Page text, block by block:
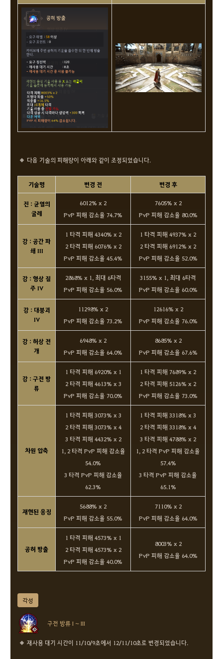
다음 기술의 피해량이 아래와 같이 조정되었습니다.
기술명 변경 전 변경 후
진 : 균열의
굴레
6012% x 2
PvP 피해 감소율 74.7%
7605% x 2
PvP 피해 감소율 80.0%
강 : 공간 파
쇄 III
1 타격 피해 4340% x 2
2 타격 피해 6076% x 2
PvP 피해 감소율 45.4%
1 타격 피해 4937% x 2
2 타격 피해 6912% x 2
PvP 피해 감소율 52.0%
강 : 형상 질
주 IV
2868% x 1, 최대 6타격
PvP 피해 감소율 56.0%
3155% x 1, 최대 6타격
PvP 피해 감소율 60.0%
강 : 대붕괴
IV
11298% x 2
PvP 피해 감소율 73.2%
12616% x 2
PvP 피해 감소율 76.0%
강 : 허상 전
개
6948% x 2
PvP 피해 감소율 64.0%
8685% x 2
PvP 피해 감소율 67.6%
강 : 구전 방
류
1 타격 피해 6920% x 1
2 타격 피해 4613% x 3
PvP 피해 감소율 70.0%
1 타격 피해 7689% x 2
2 타격 피해 5126% x 2
PvP 피해 감소율 73.0%
차원 압축
1 타격 피해 3073% x 3
2 타격 피해 3073% x 4
3 타격 피해 4432% x 2
1, 2 타격 PvP 피해 감소율
54.0%
3 타격 PvP 피해 감소율
62.3%
1 타격 피해 3318% x 3
2 타격 피해 3318% x 4
3 타격 피해 4788% x 2
1, 2 타격 PvP 피해 감소율
57.4%
3 타격 PvP 피해 감소율
65.1%
재현된 응징
5688% x 2
PvP 피해 감소율 55.0%
7110% x 2
PvP 피해 감소율 64.0%
공허 방출
1 타격 피해 4573% x 1
2 타격 피해 4573% x 2
PvP 피해 감소율 40.0%
8003% x 2
PvP 피해 감소율 64.0%
각성
구전 방류 I ~ III
재사용 대기 시간이 11/10/9초에서 12/11/10초로 변경되었습니다.